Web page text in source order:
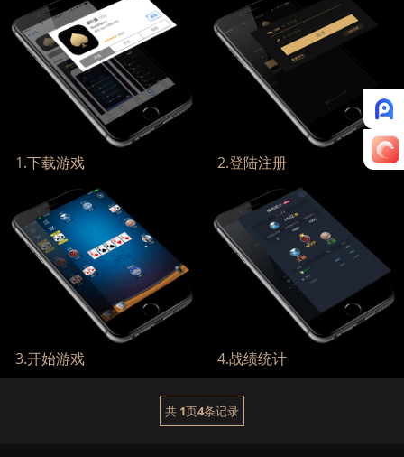
1.下载游戏
游戏支持国内、海外用户...
2.登陆注册
可通过手机号或Facebook注册登
录...
3.开始游戏
与同好争高下，畅享德扑乐趣...
4.战绩统计
MVP还是大鱼？战绩统计一目了然...
共 1页4条记录